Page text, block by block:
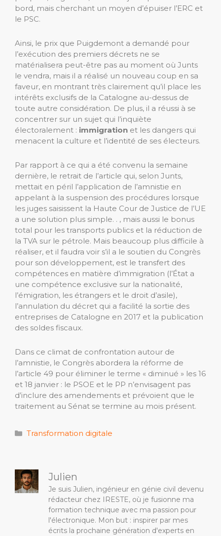
bord, mais cherchant un moyen d’épuiser l’ERC et
le PSC.
Ainsi, le prix que Puigdemont a demandé pour
l’exécution des premiers décrets ne se
matérialisera peut-être pas au moment où Junts
le vendra, mais il a réalisé un nouveau coup en sa
faveur, en montrant très clairement qu’il place les
intérêts exclusifs de la Catalogne au-dessus de
toute autre considération. De plus, il a réussi à se
concentrer sur un sujet qui l’inquiète
électoralement : immigration et les dangers qui
menacent la culture et l’identité de ses électeurs.
Par rapport à ce qui a été convenu la semaine
dernière, le retrait de l’article qui, selon Junts,
mettait en péril l’application de l’amnistie en
appelant à la suspension des procédures lorsque
les juges saisissent la Haute Cour de Justice de l’UE
a une solution plus simple. . , mais aussi le bonus
total pour les transports publics et la réduction de
la TVA sur le pétrole. Mais beaucoup plus difficile à
réaliser, et il faudra voir s’il a le soutien du Congrès
pour son développement, est le transfert des
compétences en matière d’immigration (l’État a
une compétence exclusive sur la nationalité,
l’émigration, les étrangers et le droit d’asile),
l’annulation du décret qui a facilité la sortie des
entreprises de Catalogne en 2017 et la publication
des soldes fiscaux.
Dans ce climat de confrontation autour de
l’amnistie, le Congrès abordera la réforme de
l’article 49 pour éliminer le terme « diminué » les 16
et 18 janvier : le PSOE et le PP n’envisagent pas
d’inclure des amendements et prévoient que le
traitement au Sénat se termine au mois présent.
Catégories
Transformation digitale
Julien
Je suis Julien, ingénieur en génie civil devenu
rédacteur chez IRESTE, où je fusionne ma
formation technique avec ma passion pour
l'électronique. Mon but : inspirer par mes
écrits la prochaine génération d'experts en